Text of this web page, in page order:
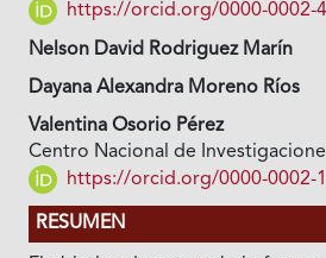
https://orcid.org/0000-0002-
Nelson David Rodriguez Marín
Dayana Alexandra Moreno Ríos
Valentina Osorio Pérez
Centro Nacional de
https://orcid.org/0000-0002-
RESUMEN